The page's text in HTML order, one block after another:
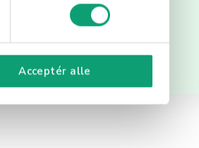
Acceptér alle